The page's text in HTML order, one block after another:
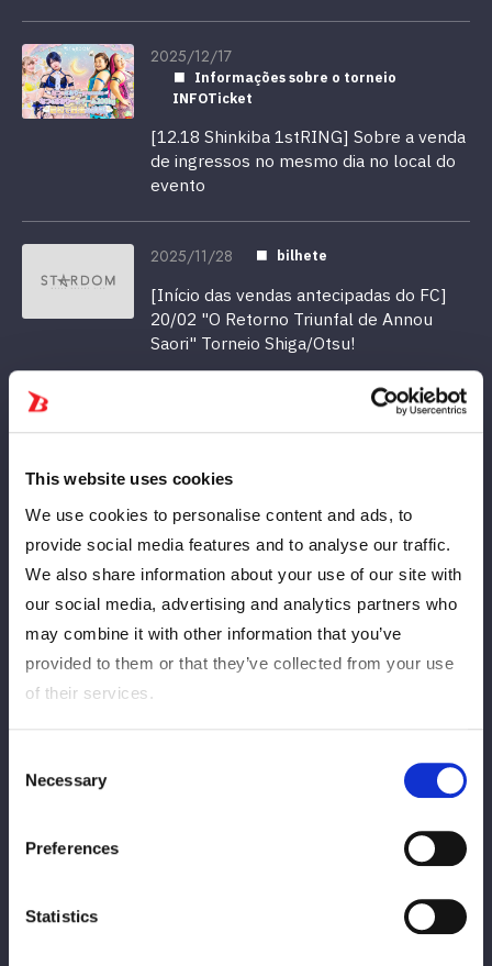
This website uses cookies
We use cookies to personalise content and ads, to
provide social media features and to analyse our traffic.
We also share information about your use of our site with
our social media, advertising and analytics partners who
may combine it with other information that you’ve
provided to them or that they’ve collected from your use
of their services.
Selection
Necessary
Preferences
Statistics
2025/12/17
Informações sobre o torneio
INFOTicket
[12.18 Shinkiba 1stRING] Sobre a venda
de ingressos no mesmo dia no local do
evento
2025/11/28 bilhete
[Início das vendas antecipadas do FC]
20/02 "O Retorno Triunfal de Annou
Saori" Torneio Shiga/Otsu!
ingressos para o torneio de Takamatsu
em 19 de janeiro!]
2025/11/04 bilhete
[Cronograma de Venda de Ingressos
para Novembro] Os ingressos para o
torneio de janeiro já estão à venda!
[Início das vendas antecipadas do FC]
Torneio Fuji em 13 de dezembro!
[Início das vendas gerais] Torneio de